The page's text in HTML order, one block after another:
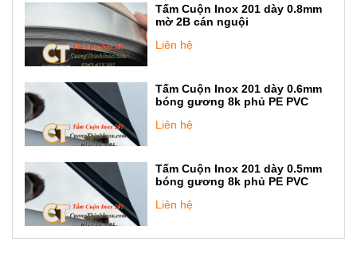
Tấm Cuộn Inox 201 dày 0.8mm
mờ 2B cán nguội
Liên hệ
Tấm Cuộn Inox 201 dày 0.6mm
bóng gương 8k phủ PE PVC
Liên hệ
Tấm Cuộn Inox 201 dày 0.5mm
bóng gương 8k phủ PE PVC
Liên hệ